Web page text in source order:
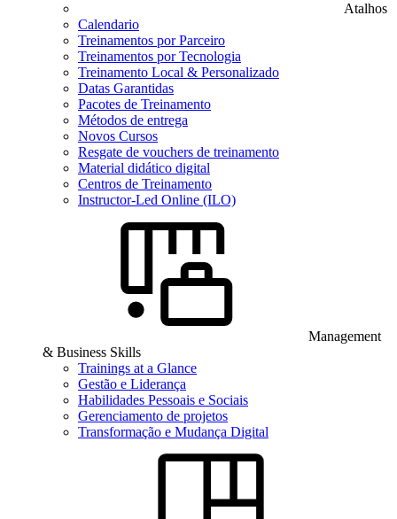
Atalhos
Calendario
Treinamentos por Parceiro
Treinamentos por Tecnologia
Treinamento Local & Personalizado
Datas Garantidas
Pacotes de Treinamento
Métodos de entrega
Novos Cursos
Resgate de vouchers de treinamento
Material didático digital
Centros de Treinamento
Instructor-Led Online (ILO)
Management
& Business Skills
Trainings at a Glance
Gestão e Liderança
Habilidades Pessoais e Sociais
Gerenciamento de projetos
Transformação e Mudança Digital